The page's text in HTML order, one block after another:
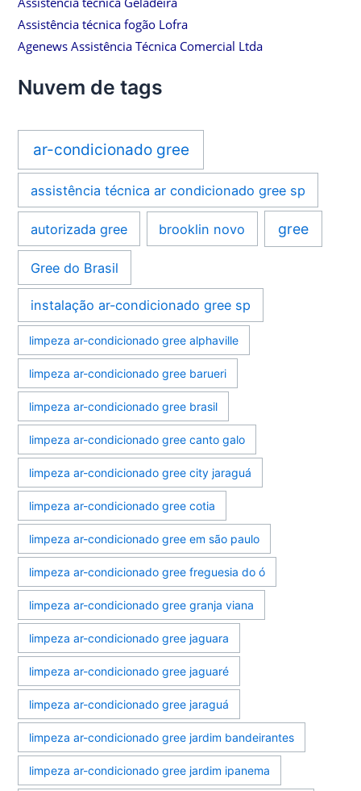
Assistência técnica fogão Lofra
Agenews Assistência Técnica Comercial Ltda
Nuvem de tags
ar-condicionado gree
assistência técnica ar condicionado gree sp
autorizada gree brooklin novo gree
Gree do Brasil
instalação ar-condicionado gree sp
limpeza ar-condicionado gree alphaville
limpeza ar-condicionado gree barueri
limpeza ar-condicionado gree brasil
limpeza ar-condicionado gree canto galo
limpeza ar-condicionado gree city jaraguá
limpeza ar-condicionado gree cotia
limpeza ar-condicionado gree em são paulo
limpeza ar-condicionado gree freguesia do ó
limpeza ar-condicionado gree granja viana
limpeza ar-condicionado gree jaguara
limpeza ar-condicionado gree jaguaré
limpeza ar-condicionado gree jaraguá
limpeza ar-condicionado gree jardim bandeirantes
limpeza ar-condicionado gree jardim ipanema